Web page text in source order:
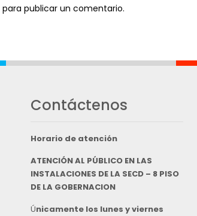
para publicar un comentario.
Contáctenos
Horario de atención
ATENCIÓN AL PÚBLICO EN LAS
INSTALACIONES DE LA SECD – 8 PISO
DE LA GOBERNACION
Únicamente los lunes y viernes